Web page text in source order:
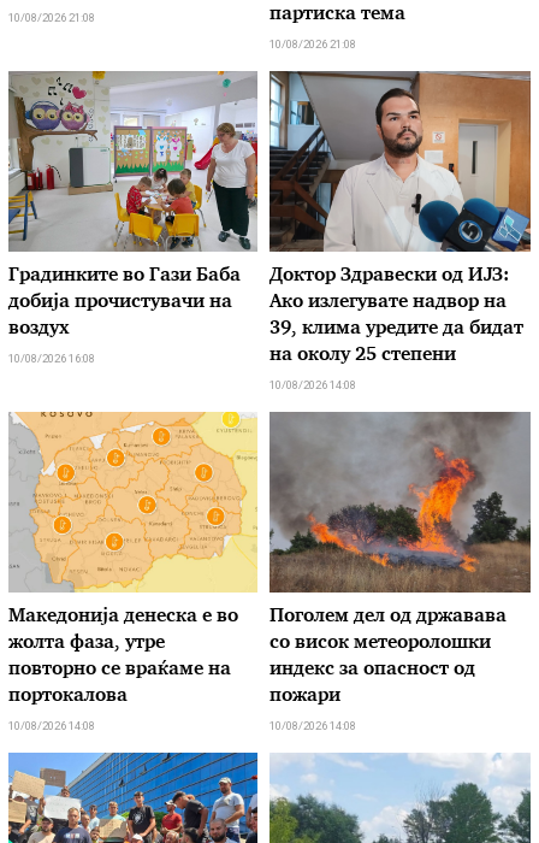
10/08/2026 21:08
партиска тема
10/08/2026 21:08
Градинките во Гази Баба
добија прочистувачи на
воздух
10/08/2026 16:08
Доктор Здравески од ИЈЗ:
Ако излегувате надвор на
39, клима уредите да бидат
на околу 25 степени
10/08/2026 14:08
Македонија денеска е во
жолта фаза, утре
повторно се враќаме на
портокалова
10/08/2026 14:08
Поголем дел од државава
со висок метеоролошки
индекс за опасност од
пожари
10/08/2026 14:08